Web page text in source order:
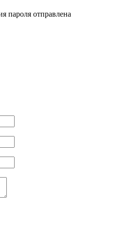
пароля отправлена